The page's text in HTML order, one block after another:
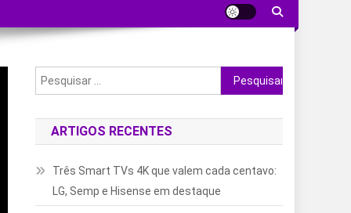
Pesquisar
por:
ARTIGOS RECENTES
Três Smart TVs 4K que valem cada centavo:
LG, Semp e Hisense em destaque